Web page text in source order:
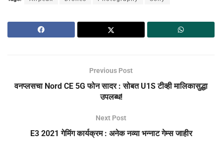
Previous Post
वनप्लसचा Nord CE 5G फोन सादर : सोबत U1S टीव्ही मालिकासुद्धा
उपलब्ध!
Next Post
E3 2021 गेमिंग कार्यक्रम : अनेक नव्या भन्नाट गेम्स जाहीर